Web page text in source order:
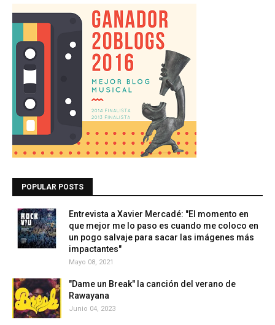
POPULAR POSTS
Entrevista a Xavier Mercadé: "El momento en
que mejor me lo paso es cuando me coloco en
un pogo salvaje para sacar las imágenes más
impactantes"
Mayo 08, 2021
"Dame un Break" la canción del verano de
Rawayana
Junio 04, 2023